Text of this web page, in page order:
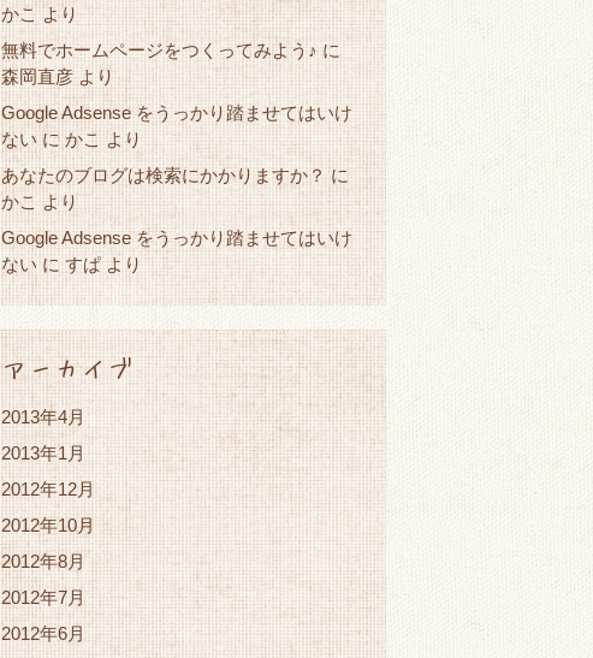
かこより
無料でホームページをつくってみよう♪ に
森岡直彦 より
Google Adsense をうっかり踏ませてはいけ
ない に かこ より
あなたのブログは検索にかかりますか？ に
かこ より
Google Adsense をうっかり踏ませてはいけ
ない にすぱより
アーカイブ
2013年4月
2013年1月
2012年12月
2012年10月
2012年8月
2012年7月
2012年6月